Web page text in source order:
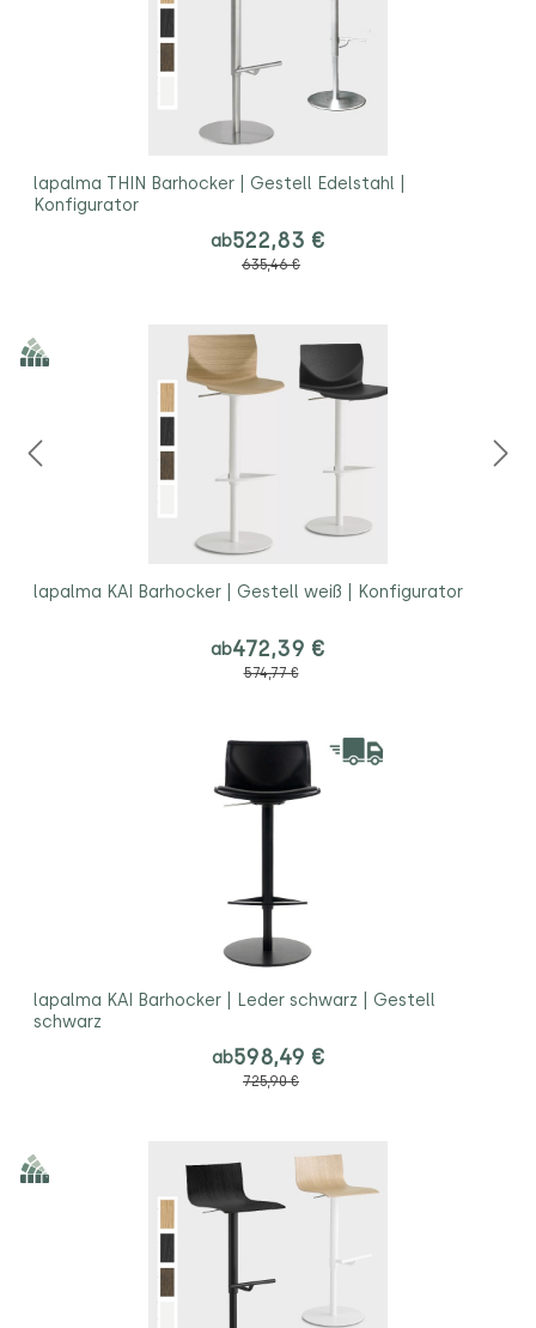
lapalma THIN Barhocker | Gestell Edelstahl |
Konfigurator
ab522,83 €
635,46 €
lapalma KAI Barhocker | Gestell weiß | Konfigurator
ab472,39 €
574,77 €
lapalma KAI Barhocker | Leder schwarz | Gestell
schwarz
ab598,49 €
725,90 €